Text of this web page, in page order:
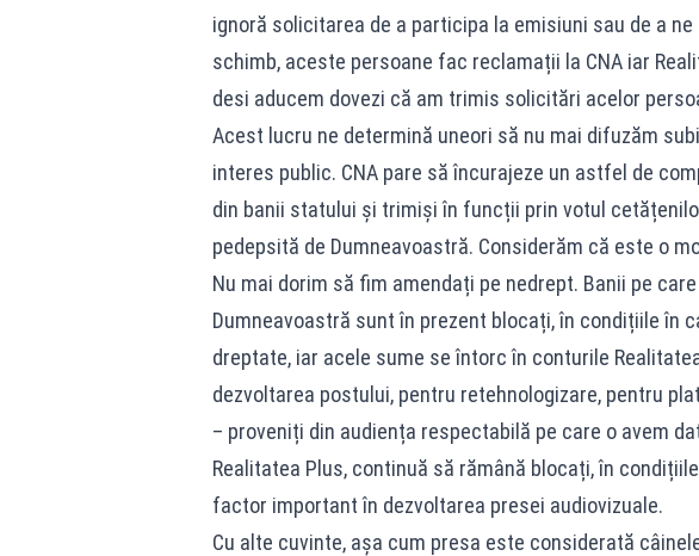
ignoră solicitarea de a participa la emisiuni sau de a
schimb, aceste persoane fac reclamații la CNA iar
desi aducem dovezi că am trimis solicitări acelor
Acest lucru ne determină uneori să nu mai difuzăm
interes public. CNA pare să încurajeze un astfel de
din banii statului și trimiși în funcții prin votul
pedepsită de Dumneavoastră. Considerăm că este o
Nu mai dorim să fim amendați pe nedrept. Banii pe
Dumneavoastră sunt în prezent blocați, în condițiile în
dreptate, iar acele sume se întorc în conturile
dezvoltarea postului, pentru retehnologizare, pentru
– proveniți din audiența respectabilă pe care o avem
Realitatea Plus, continuă să rămână blocați, în
factor important în dezvoltarea presei audiovizuale.
Cu alte cuvinte, așa cum presa este considerată